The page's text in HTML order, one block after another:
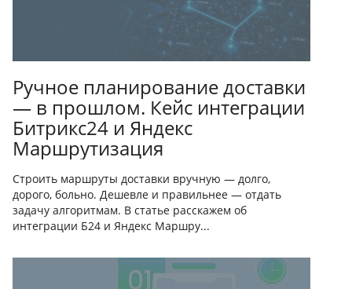
Ручное планирование доставки
— в прошлом. Кейс интеграции
Битрикс24 и Яндекс
Маршрутизация
Строить маршруты доставки вручную — долго,
дорого, больно. Дешевле и правильнее — отдать
задачу алгоритмам. В статье расскажем об
интеграции Б24 и Яндекс Маршру...